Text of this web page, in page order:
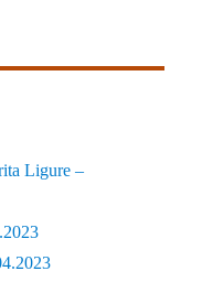
Ligure –